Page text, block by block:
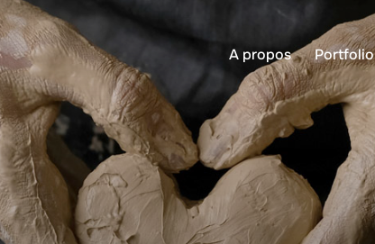
A propos Portfolio